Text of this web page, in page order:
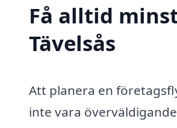
Få alltid
Tävelsås
Att planera en
inte vara